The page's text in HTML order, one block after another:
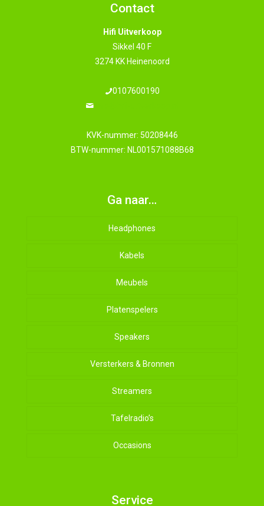
Contact
Hifi Uitverkoop
Sikkel 40 F
3274 KK Heinenoord
0107600190
KVK-nummer: 50208446
BTW-nummer: NL001571088B68
Ga naar…
Headphones
Kabels
Meubels
Platenspelers
Speakers
Versterkers & Bronnen
Streamers
Tafelradio’s
Occasions
Service